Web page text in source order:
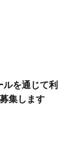
を通じて利
集します